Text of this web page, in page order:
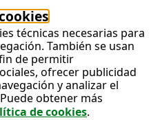
técnicas necesarias para
También se usan
de permitir
ofrecer publicidad
y analizar el
obtener más
de cookies.